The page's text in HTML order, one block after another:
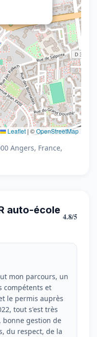
Leaflet | ©OpenStreetMap
Angers, France,
auto-école
4.8/5
mon parcours, un
compétents et
le permis auprès
tout s'est très
bonne gestion de
du respect, de la